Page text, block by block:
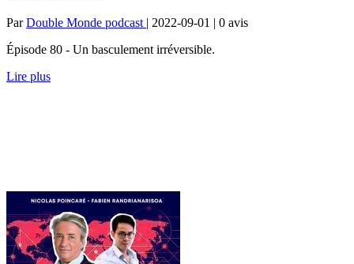
ParDouble Monde podcast | 2022-09-01 | 0 avis
Épisode 80 - Un basculement irréversible.
Lire plus